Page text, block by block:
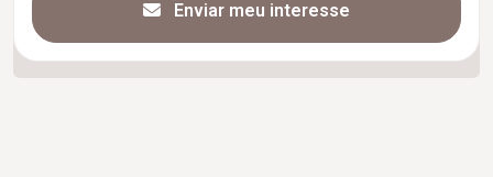
Enviar meu interesse